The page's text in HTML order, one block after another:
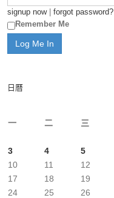
signup now| forgot password?
Remember Me
日曆
一
二 三
3
4 5
10
11 12
17
18 19
24
25 26